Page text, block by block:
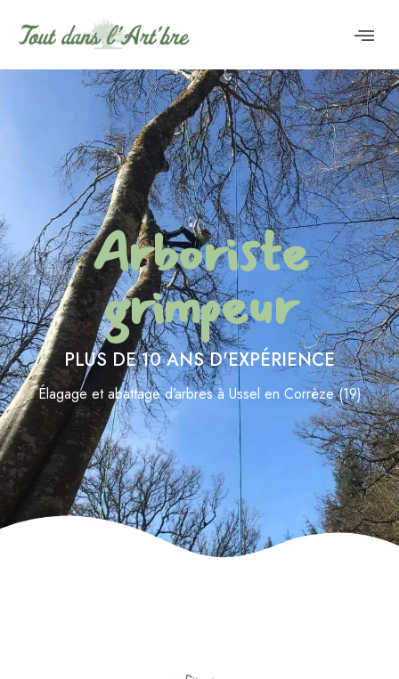
Arboriste
grimpeur
PLUS DE 10 ANS D'EXPÉRIENCE
Élagage et abattage d’arbres à Ussel en Corrèze (19)